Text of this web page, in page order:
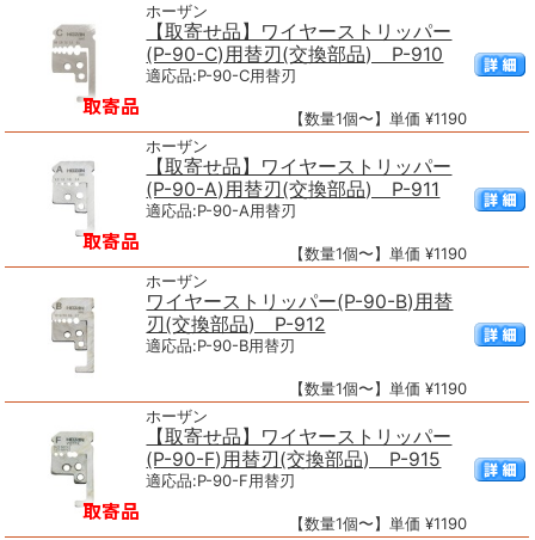
ホーザン
【取寄せ品】ワイヤーストリッパー
(P-90-C)用替刃(交換部品) P-910
適応品:P-90-C用替刃
【数量1個〜】単価 ¥1190
ホーザン
【取寄せ品】ワイヤーストリッパー
(P-90-A)用替刃(交換部品) P-911
適応品:P-90-A用替刃
【数量1個〜】単価 ¥1190
ホーザン
ワイヤーストリッパー(P-90-B)用替
刃(交換部品) P-912
適応品:P-90-B用替刃
【数量1個〜】単価 ¥1190
ホーザン
【取寄せ品】ワイヤーストリッパー
(P-90-F)用替刃(交換部品) P-915
適応品:P-90-F用替刃
【数量1個〜】単価 ¥1190